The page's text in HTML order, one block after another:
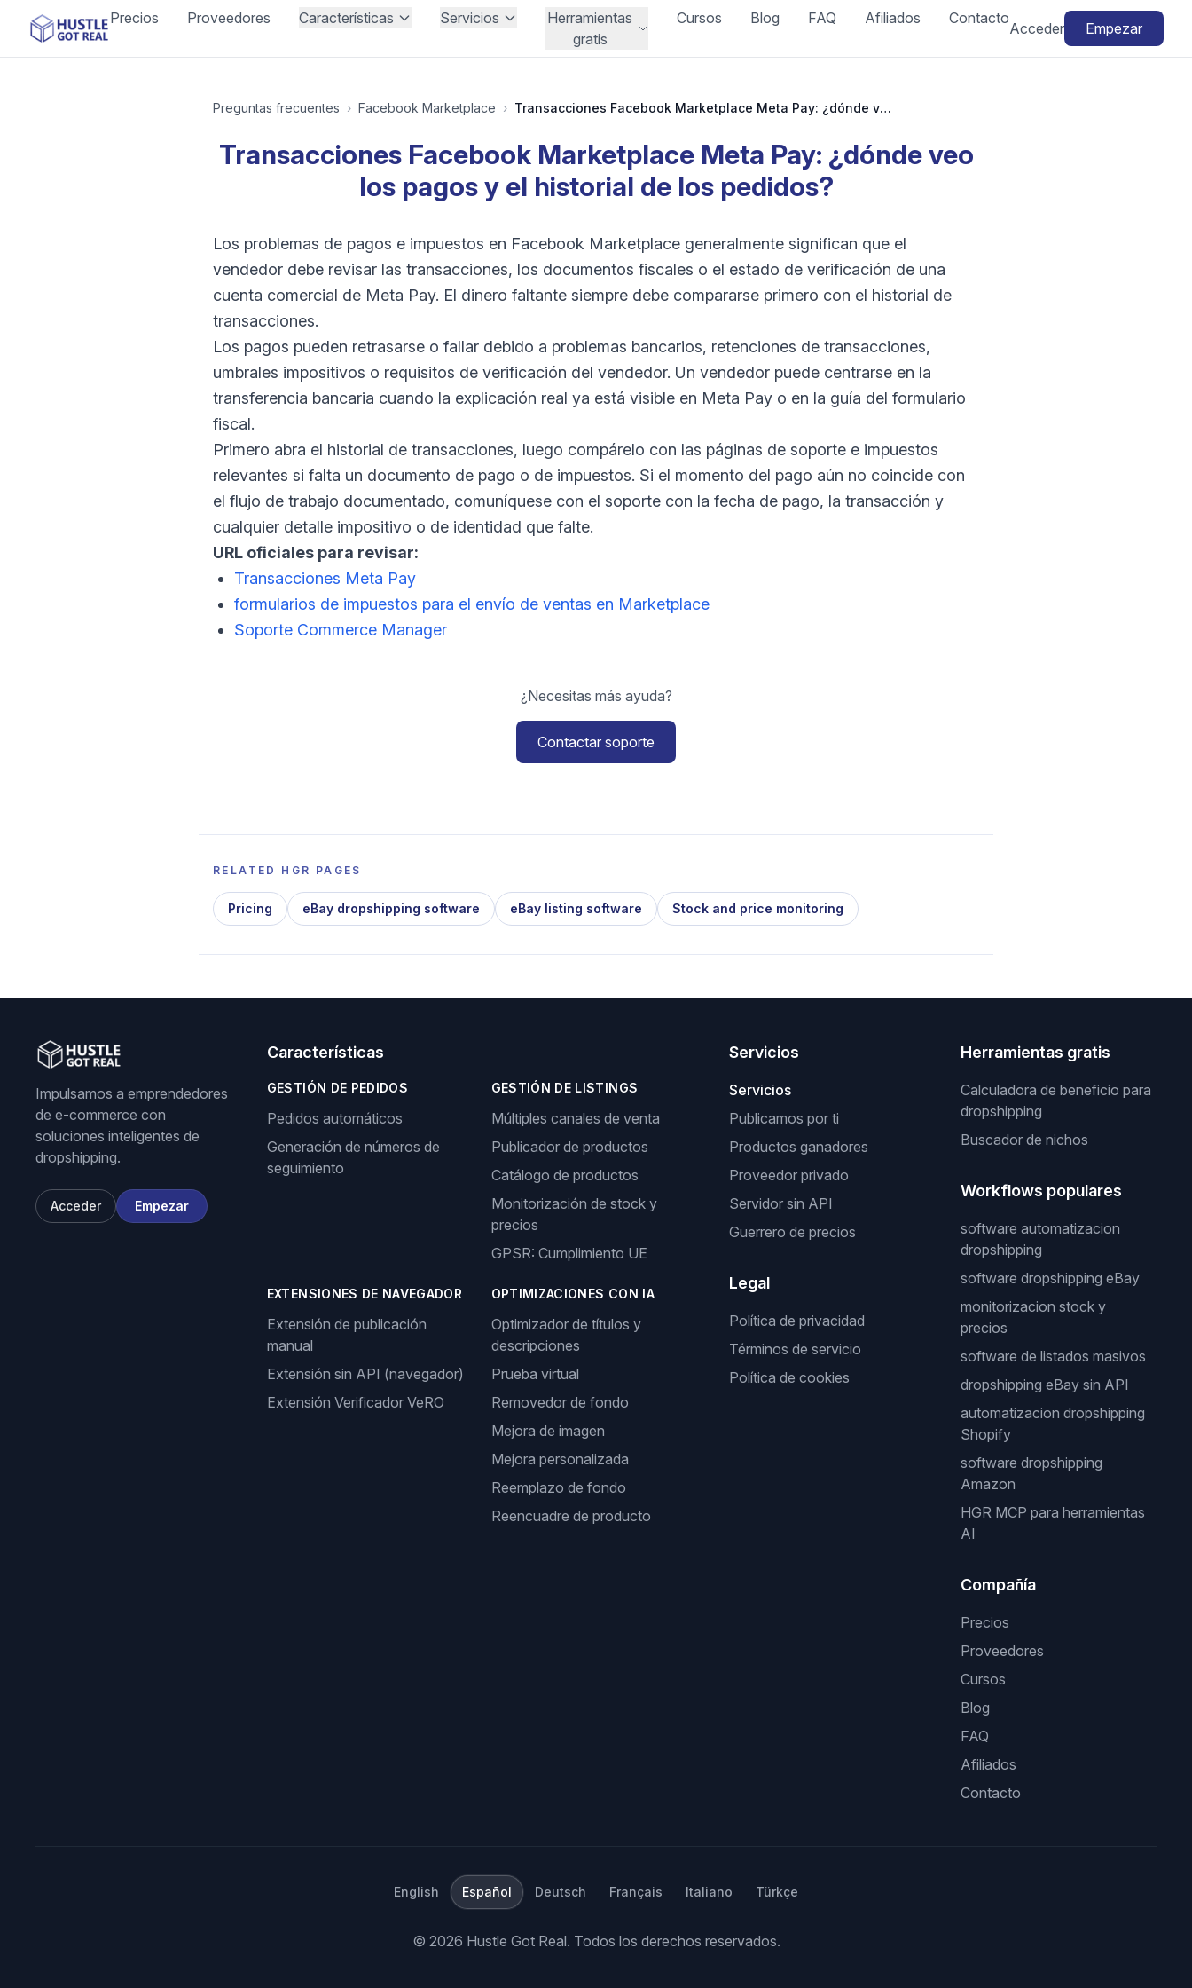
Precios Proveedores Características Servicios
Herramientas
gratis
Cursos Blog FAQ Afiliados Contacto
Acceder Empezar
Preguntas frecuentes › Facebook Marketplace › Transacciones Facebook Marketplace Meta Pay: ¿dónde veo los pagos y el historial de los pedidos?
Transacciones Facebook Marketplace Meta Pay: ¿dónde veo
los pagos y el historial de los pedidos?
Los problemas de pagos e impuestos en Facebook Marketplace generalmente significan que el
vendedor debe revisar las transacciones, los documentos fiscales o el estado de verificación de una
cuenta comercial de Meta Pay. El dinero faltante siempre debe compararse primero con el historial de
transacciones.
Los pagos pueden retrasarse o fallar debido a problemas bancarios, retenciones de transacciones,
umbrales impositivos o requisitos de verificación del vendedor. Un vendedor puede centrarse en la
transferencia bancaria cuando la explicación real ya está visible en Meta Pay o en la guía del formulario
fiscal.
Primero abra el historial de transacciones, luego compárelo con las páginas de soporte e impuestos
relevantes si falta un documento de pago o de impuestos. Si el momento del pago aún no coincide con
el flujo de trabajo documentado, comuníquese con el soporte con la fecha de pago, la transacción y
cualquier detalle impositivo o de identidad que falte.
URL oficiales para revisar:
Transacciones Meta Pay
formularios de impuestos para el envío de ventas en Marketplace
Soporte Commerce Manager
¿Necesitas más ayuda?
Contactar soporte
RELATED HGR PAGES
Pricing eBay dropshipping software eBay listing software Stock and price monitoring
Impulsamos a emprendedores
de e-commerce con
soluciones inteligentes de
dropshipping.
Acceder Empezar
Características
GESTIÓN DE PEDIDOS
Pedidos automáticos
Generación de números de
seguimiento
GESTIÓN DE LISTINGS
Múltiples canales de venta
Publicador de productos
Catálogo de productos
Monitorización de stock y
precios
GPSR: Cumplimiento UE
EXTENSIONES DE NAVEGADOR
Extensión de publicación
manual
Extensión sin API (navegador)
Extensión Verificador VeRO
OPTIMIZACIONES CON IA
Optimizador de títulos y
descripciones
Prueba virtual
Removedor de fondo
Mejora de imagen
Mejora personalizada
Reemplazo de fondo
Reencuadre de producto
Servicios
Servicios
Publicamos por ti
Productos ganadores
Proveedor privado
Servidor sin API
Guerrero de precios
Legal
Política de privacidad
Términos de servicio
Política de cookies
Herramientas gratis
Calculadora de beneficio para
dropshipping
Buscador de nichos
Workflows populares
software automatizacion
dropshipping
software dropshipping eBay
monitorizacion stock y
precios
software de listados masivos
dropshipping eBay sin API
automatizacion dropshipping
Shopify
software dropshipping
Amazon
HGR MCP para herramientas
AI
Compañía
Precios
Proveedores
Cursos
Blog
FAQ
Afiliados
Contacto
English Español Deutsch Français Italiano Türkçe
© 2026 Hustle Got Real. Todos los derechos reservados.